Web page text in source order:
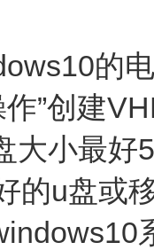
的
作”创建
大小最好
的u盘或